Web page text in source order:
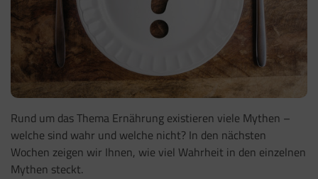
Rund um das Thema Ernährung existieren viele Mythen –
welche sind wahr und welche nicht? In den nächsten
Wochen zeigen wir Ihnen, wie viel Wahrheit in den einzelnen
Mythen steckt.